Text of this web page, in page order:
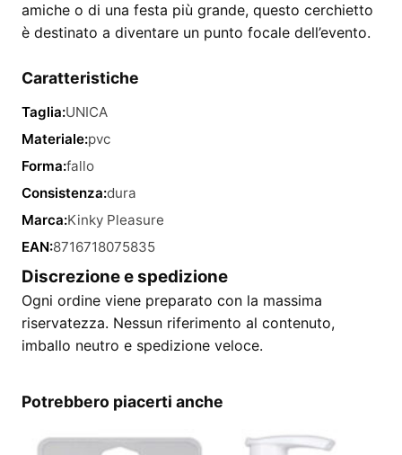
amiche o di una festa più grande, questo cerchietto
è destinato a diventare un punto focale dell’evento.
Caratteristiche
Taglia:UNICA
Materiale:pvc
Forma:fallo
Consistenza:dura
Marca:Kinky Pleasure
EAN:8716718075835
Discrezione e spedizione
Ogni ordine viene preparato con la massima
riservatezza. Nessun riferimento al contenuto,
imballo neutro e spedizione veloce.
Potrebbero piacerti anche